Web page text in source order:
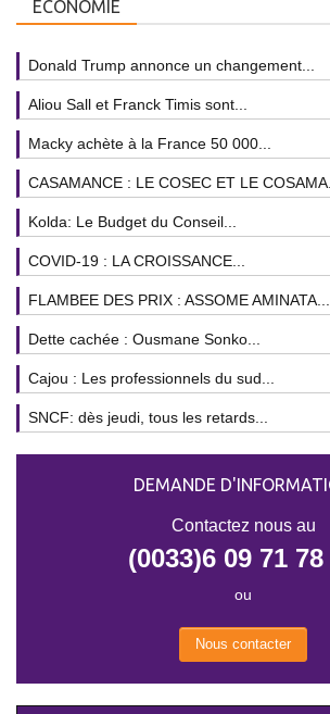
ÉCONOMIE
Donald Trump annonce un changement...
Aliou Sall et Franck Timis sont...
Macky achète à la France 50 000...
CASAMANCE : LE COSEC ET LE
Kolda: Le Budget du Conseil...
COVID-19 : LA CROISSANCE...
FLAMBEE DES PRIX : ASSOME AMINATA...
Dette cachée : Ousmane Sonko...
Cajou : Les professionnels du sud...
SNCF: dès jeudi, tous les retards...
DEMANDE
Contactez nous au
(0033)6 09 71 78
ou
Nous contacter